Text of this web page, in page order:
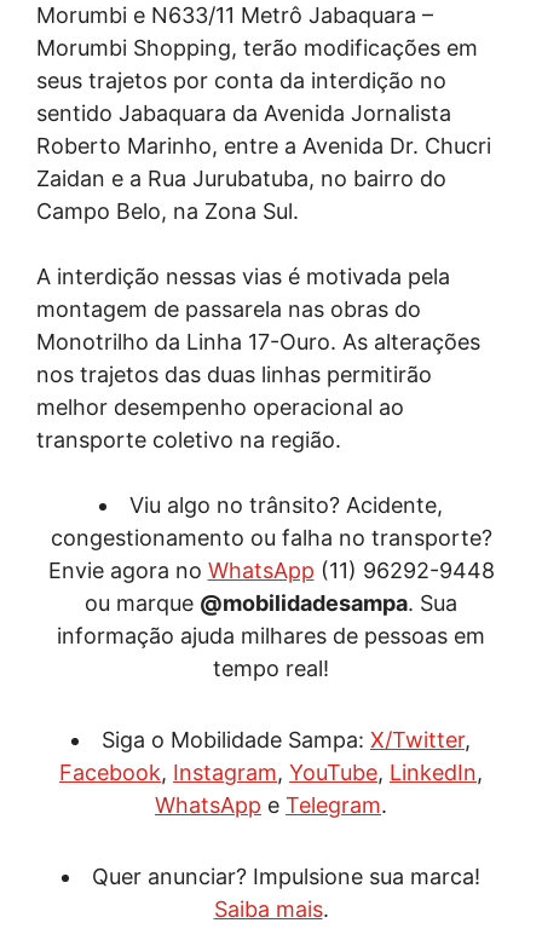
Morumbi e N633/11 Metrô Jabaquara –
Morumbi Shopping, terão modificações em
seus trajetos por conta da interdição no
sentido Jabaquara da Avenida Jornalista
Roberto Marinho, entre a Avenida Dr. Chucri
Zaidan e a Rua Jurubatuba, no bairro do
Campo Belo, na Zona Sul.
A interdição nessas vias é motivada pela
montagem de passarela nas obras do
Monotrilho da Linha 17-Ouro. As alterações
nos trajetos das duas linhas permitirão
melhor desempenho operacional ao
transporte coletivo na região.
Viu algo no trânsito? Acidente,
congestionamento ou falha no transporte?
Envie agora no WhatsApp (11) 96292-9448
ou marque @mobilidadesampa. Sua
informação ajuda milhares de pessoas em
tempo real!
Siga o Mobilidade Sampa: X/Twitter,
Facebook, Instagram, YouTube, LinkedIn,
WhatsApp e Telegram.
Quer anunciar? Impulsione sua marca!
Saiba mais.